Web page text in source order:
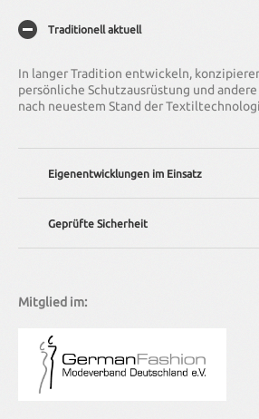
Traditionell aktuell
In langer Tradition entwickeln,
persönliche Schutzausrüstung und
nach neuestem Stand der
Eigenentwicklungen im Einsatz
Wir bieten Ihnen individuelle Lösungen –
existierender Bekleidung bis hin zur
Neuentwicklung.
Geprüfte Sicherheit
Kleidungsstücke erfüllen darüber hinaus
Mitglied im: